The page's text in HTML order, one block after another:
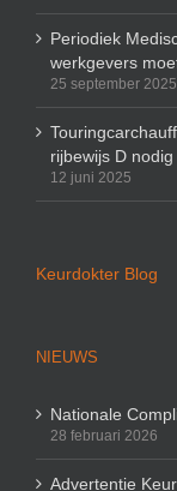
Periodiek
werkgevers
25 september 2025
rijbewijs D nodig
12 juni 2025
Keurdokter Blog
NIEUWS
Nationale
28 februari 2026
Advertentie